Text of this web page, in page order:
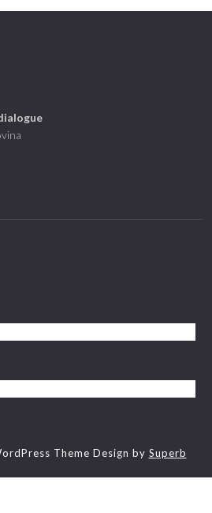
Theme Design by Superb